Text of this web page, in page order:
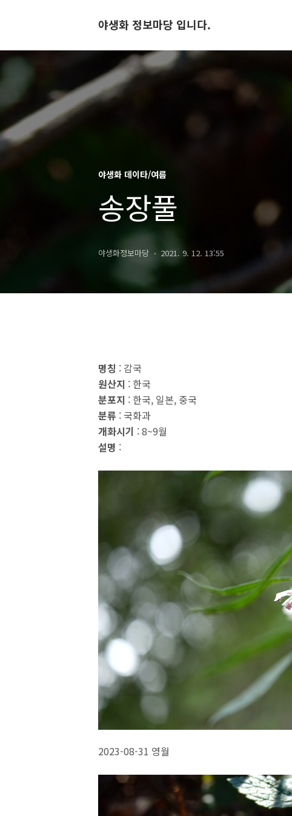
야생화 정보마당 입니다.
야생화 데이타/여름
송장풀
야생화정보마당 2021. 9. 12. 13:55
명칭 : 감국
원산지 : 한국
분포지 : 한국, 일본, 중국
분류 : 국화과
개화시기 : 8~9월
설명 :
2023-08-31 영월